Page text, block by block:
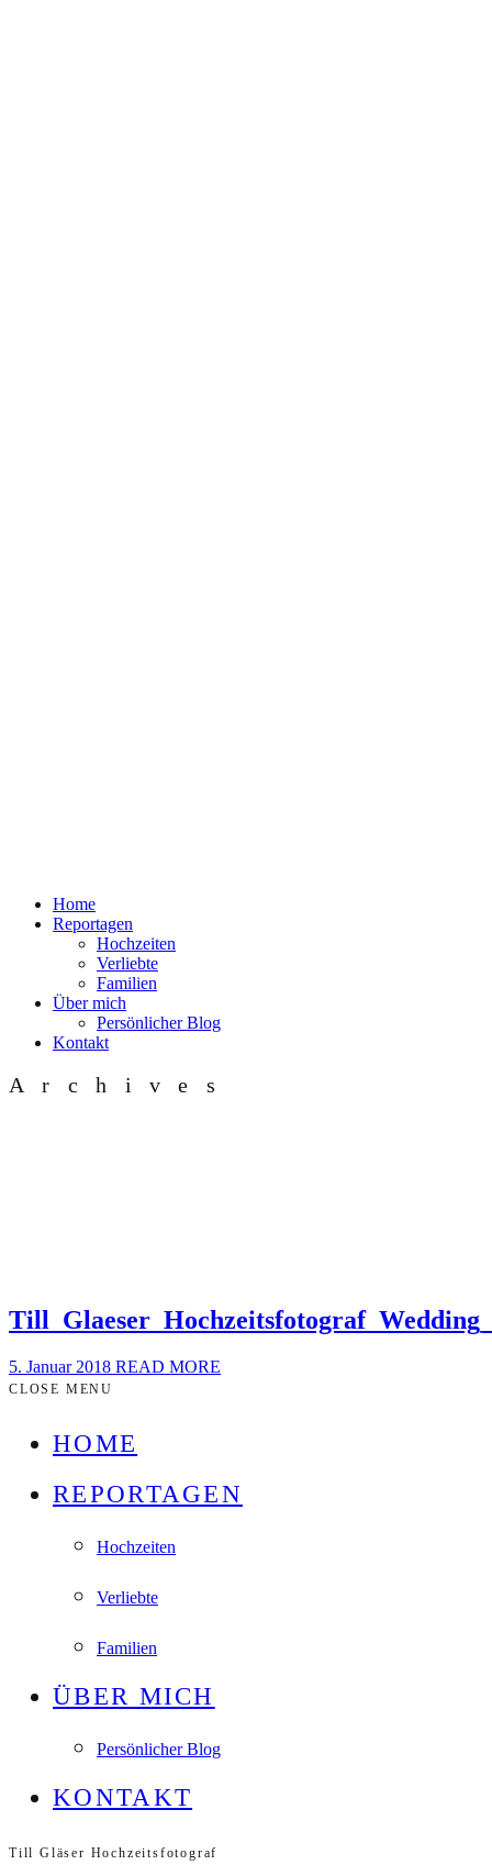
Home
Reportagen
Hochzeiten
Verliebte
Familien
Über mich
Persönlicher Blog
Kontakt
Archives
5. Januar 2018 READ MORE
CLOSE MENU
HOME
REPORTAGEN
Hochzeiten
Verliebte
Familien
ÜBER MICH
Persönlicher Blog
KONTAKT
Till Gläser Hochzeitsfotograf